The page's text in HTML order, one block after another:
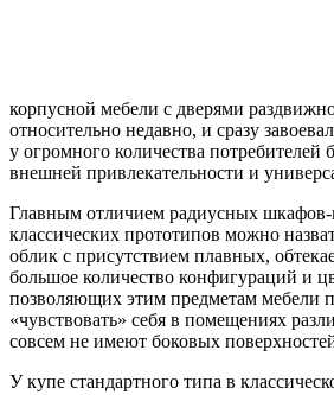
корпусной мебели с дверями
относительно недавно, и сразу
у огромного количества потребителей
внешней привлекательности и
Главным отличием радиусных шкафов-
классических прототипов можно
облик с присутствием плавных,
большое количество конфигураций и
позволяющих этим предметам мебели
«чувствовать» себя в помещениях
совсем не имеют боковых
У купе стандартного типа в